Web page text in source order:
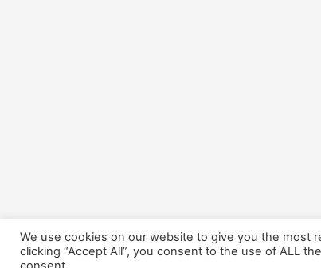
We use cookies on our website to give you the most
clicking “Accept All”, you consent to the use of ALL